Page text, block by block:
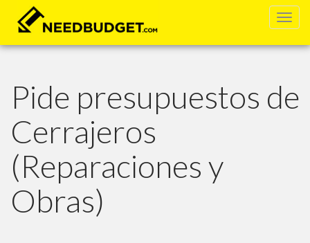
Pide presupuestos de
Cerrajeros
(Reparaciones y
Obras)